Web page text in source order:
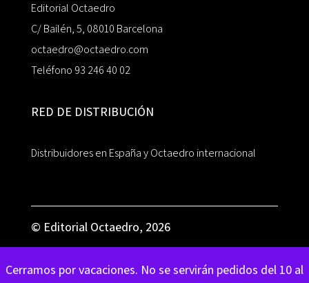
Cerramos por vacaciones. No se servirán pedidos del 10 al
Editorial Octaedro
C/ Bailén, 5, 08010 Barcelona
octaedro@octaedro.com
Teléfono 93 246 40 02
RED DE DISTRIBUCIÓN
Distribuidores en España y Octaedro internacional
© Editorial Octaedro, 2026